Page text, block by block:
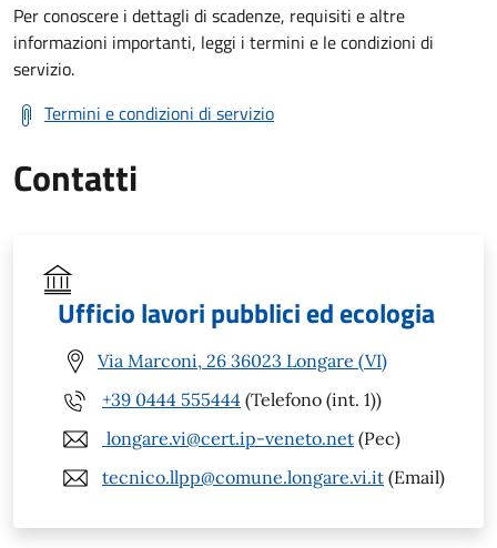
Per conoscere i dettagli di scadenze, requisiti e altre
informazioni importanti, leggi i termini e le condizioni di
servizio.
Termini e condizioni di servizio
Contatti
Ufficio lavori pubblici ed ecologia
Via Marconi, 26 36023 Longare (VI)
+39 0444 555444 (Telefono (int. 1))
longare.vi@cert.ip-veneto.net (Pec)
tecnico.llpp@comune.longare.vi.it (Email)